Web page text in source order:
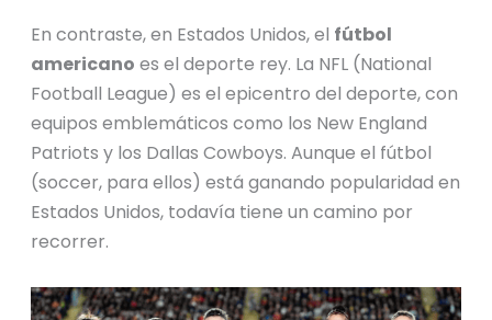
En contraste, en Estados Unidos, el fútbol
americano es el deporte rey. La NFL (National
Football League) es el epicentro del deporte, con
equipos emblemáticos como los New England
Patriots y los Dallas Cowboys. Aunque el fútbol
(soccer, para ellos) está ganando popularidad en
Estados Unidos, todavía tiene un camino por
recorrer.